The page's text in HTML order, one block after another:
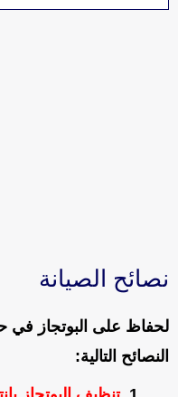
نصائح الصيانة
لحفاظ على البوتجاز في
النصائح التالية: